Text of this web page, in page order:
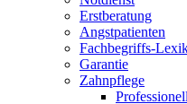
Erstberatung
Angstpatienten
Fachbegriffs-
Garantie
Zahnpflege